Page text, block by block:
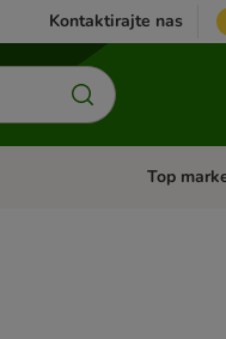
Kontaktirajte nas
Ptice Pregled
Top